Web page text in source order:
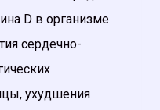
D в организме
сердечно-
ухудшения